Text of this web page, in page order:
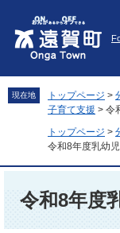
先
頭
を
飛現在地 トップページ >
子育て支援 > 令
トップページ >
令和8年度乳幼
令和8年度